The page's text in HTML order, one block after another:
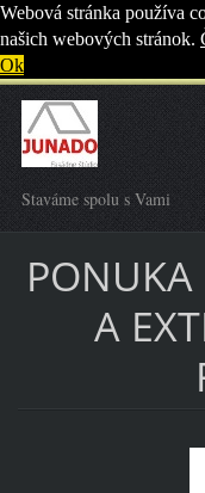
Webová stránka používa
našich webových stránok.
Ok
Staváme spolu s Vami
PONUKA
A